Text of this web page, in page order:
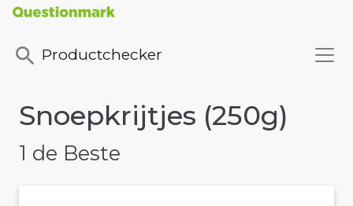
Productchecker
Snoepkrijtjes (250g)
1 de Beste